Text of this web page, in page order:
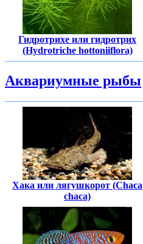
Гидротрихе или гидротрих
(Hydrotriche hottoniiflora)
Аквариумные рыбы
Хака или лягушкорот (Chaca
chaca)